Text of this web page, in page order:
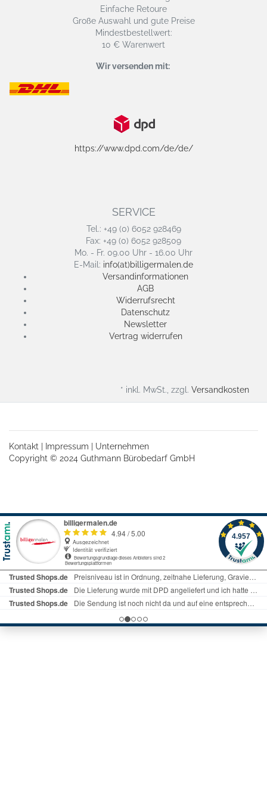
Einfache Retoure
Große Auswahl und gute Preise
Mindestbestellwert:
10 € Warenwert
Wir versenden mit:
https://www.dpd.com/de/de/
SERVICE
Tel.: +49 (0) 6052 928469
Fax: +49 (0) 6052 928509
Mo. - Fr. 09.00 Uhr - 16.00 Uhr
E-Mail: info(at)billigermalen.de
Versandinformationen
AGB
Widerrufsrecht
Datenschutz
Newsletter
Vertrag widerrufen
* inkl. MwSt., zzgl. Versandkosten
Kontakt Impressum
Unternehmen
Copyright © 2024 Guthmann Bürobedarf GmbH